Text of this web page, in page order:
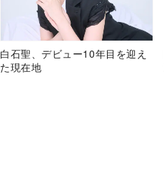
白石聖、デビュー10年目を迎え
た現在地